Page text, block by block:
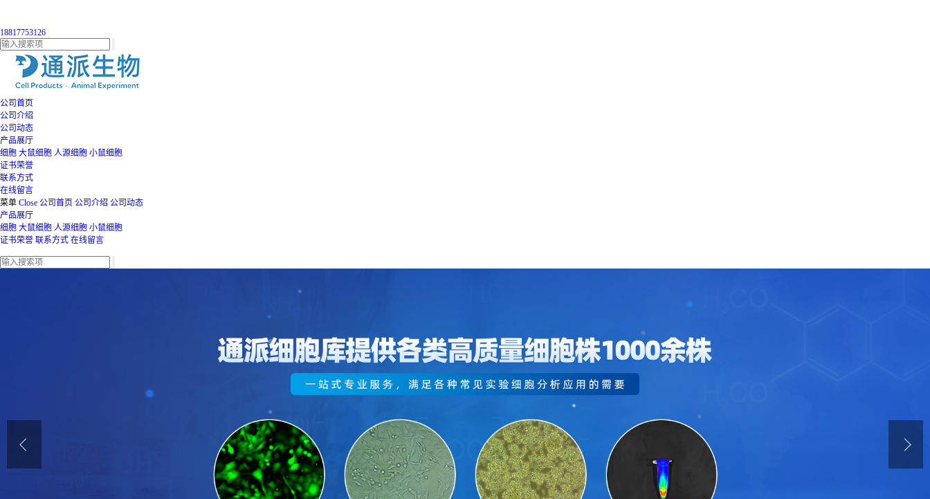
18817753126
公司首页
公司介绍
公司动态
产品展厅
细胞 大鼠细胞 人源细胞 小鼠细胞
证书荣誉
联系方式
在线留言
菜单 Close 公司首页 公司介绍 公司动态
产品展厅
细胞 大鼠细胞 人源细胞 小鼠细胞
证书荣誉 联系方式 在线留言